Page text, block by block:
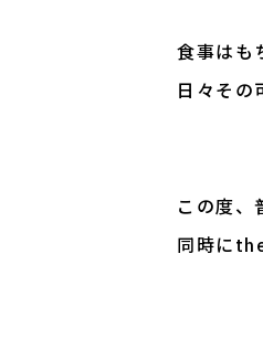
食事はも
日々その
この度、
同時に